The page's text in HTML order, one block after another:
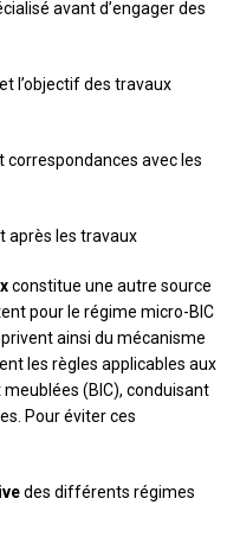
avant d’engager des
l’objectif des travaux
correspondances avec les
après les travaux
constitue une autre source
pour le régime micro-BIC
ainsi du mécanisme
les règles applicables aux
(BIC), conduisant
Pour éviter ces
des différents régimes